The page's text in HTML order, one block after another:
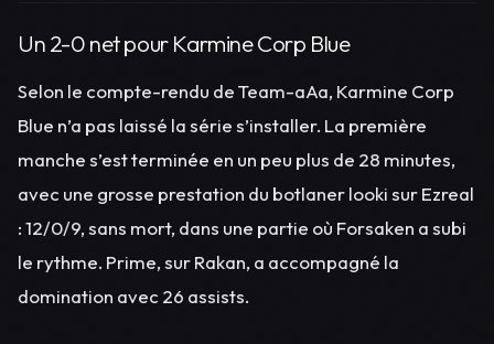
Un 2-0 net pour Karmine Corp Blue
Selon le compte-rendu de Team-aAa, Karmine Corp
Blue n’a pas laissé la série s’installer. La première
manche s’est terminée en un peu plus de 28 minutes,
avec une grosse prestation du botlaner looki sur Ezreal
: 12/0/9, sans mort, dans une partie où Forsaken a subi
le rythme. Prime, sur Rakan, a accompagné la
domination avec 26 assists.